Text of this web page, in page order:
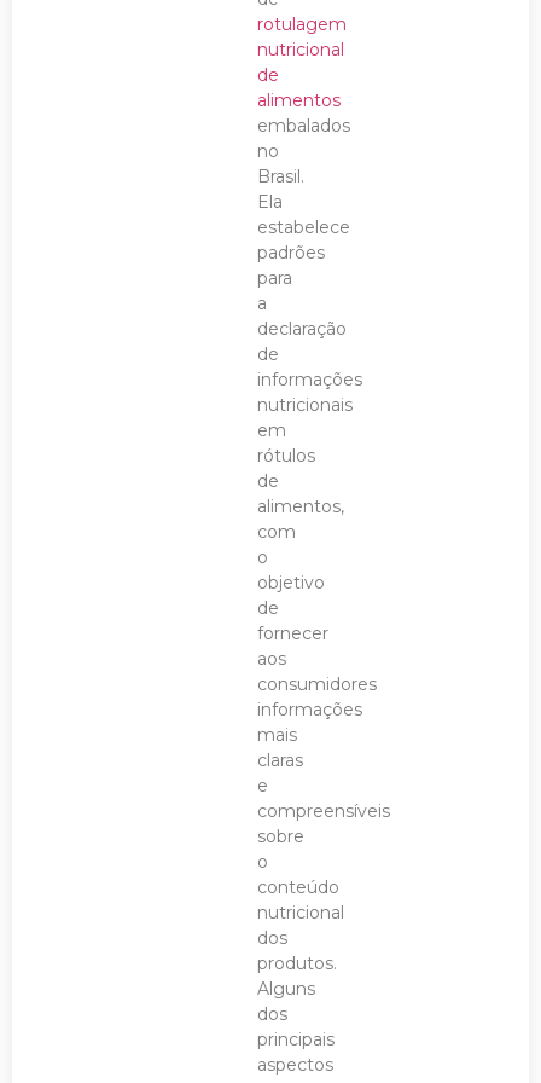
rotulagem
nutricional
de
alimentos
embalados
no
Brasil.
Ela
estabelece
padrões
para
a
declaração
de
informações
nutricionais
em
rótulos
de
alimentos,
com
o
objetivo
de
fornecer
aos
consumidores
informações
mais
claras
e
compreensíveis
sobre
o
conteúdo
nutricional
dos
produtos.
Alguns
dos
principais
aspectos